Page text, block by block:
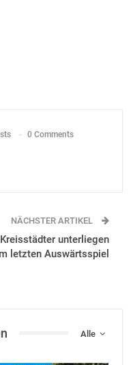
0 Comments
NÄCHSTER ARTIKEL
Kreisstädter unterliegen
letzten Auswärtsspiel
Alle